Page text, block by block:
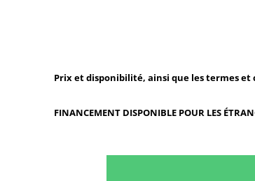
Prix et disponibilité, ainsi que les termes et
FINANCEMENT DISPONIBLE POUR LES